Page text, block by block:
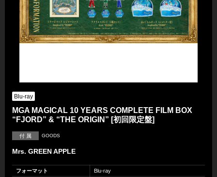
Blu-ray
MGA MAGICAL 10 YEARS COMPLETE FILM BOX
“FJORD” & “THE ORIGIN” [初回限定盤]
付 属 GOODS
Mrs. GREEN APPLE
フォーマット
Blu-ray